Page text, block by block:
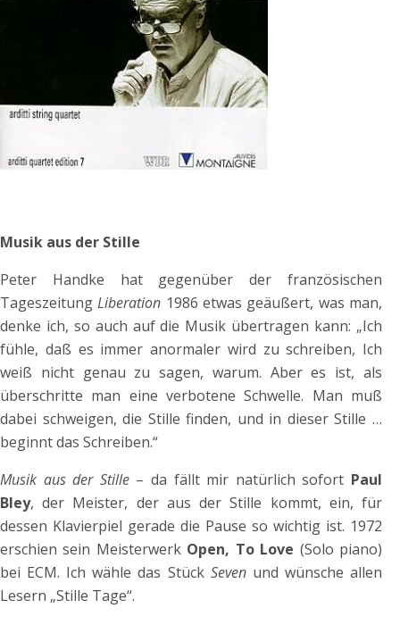
Musik aus der Stille
Peter Handke hat gegenüber der französischen
TageszeitungLiberation 1986 etwas geäußert, was man,
denke ich, so auch auf die Musik übertragen kann: „Ich
fühle, daß es immer anormaler wird zu schreiben, Ich
weiß nicht genau zu sagen, warum. Aber es ist, als
überschritte man eine verbotene Schwelle. Man muß
dabei schweigen, die Stille finden, und in dieser Stille …
beginnt das Schreiben.“
Musik aus der Stille– da fällt mir natürlich sofort Paul
Bley, der Meister, der aus der Stille kommt, ein, für
dessen Klavierpiel gerade die Pause so wichtig ist. 1972
erschien sein MeisterwerkOpen, To Love (Solo piano)
bei ECM. Ich wähle das Stück Sevenund wünsche allen
Lesern „Stille Tage“.